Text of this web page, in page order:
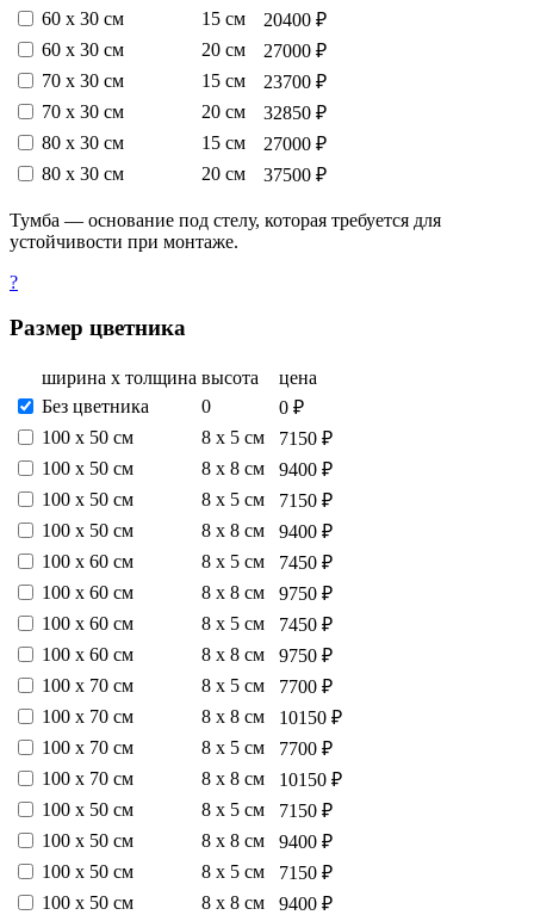
60 х 30 см
15 см
20400 ₽
60 х 30 см
20 см
27000 ₽
70 х 30 см
15 см
23700 ₽
70 х 30 см
20 см
32850 ₽
80 х 30 см
15 см
27000 ₽
80 х 30 см
20 см 37500 ₽
Тумба — основание под стелу, которая требуется для
устойчивости при монтаже.
?
Размер цветника
ширина х толщина высота
цена
Без цветника
0
0 ₽
100 х 50 см
8 х 5 см
7150 ₽
100 х 50 см
8 х 8 см
9400 ₽
100 х 50 см
8 х 5 см
7150 ₽
100 х 50 см
8 х 8 см
9400 ₽
100 х 60 см
8 х 5 см
7450 ₽
100 х 60 см
8 х 8 см
9750 ₽
100 х 60 см
8 х 5 см
7450 ₽
100 х 60 см
8 х 8 см
9750 ₽
100 х 70 см
8 х 5 см
7700 ₽
100 х 70 см
8 х 8 см
10150 ₽
100 х 70 см
8 х 5 см
7700 ₽
100 х 70 см
8 х 8 см
10150 ₽
100 х 50 см
8 х 5 см
7150 ₽
100 х 50 см
8 х 8 см
9400 ₽
100 х 50 см
8 х 5 см
7150 ₽
100 х 50 см
8 х 8 см
9400 ₽